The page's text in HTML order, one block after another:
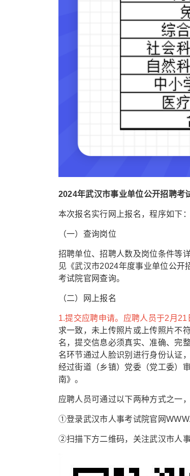
2024年武汉市事业单位公开招聘考
本次报名实行网上报名，程序如下：
（一）查询岗位
招聘单位、招聘人数及岗位条件等
见《武汉市2024年度事业单位公
考试院官网查询。
（二）网上报名
1.提交应聘申请。应聘人员于2月
求一致，未上传照片或上传照片不
名，提交信息必须真实、准确、完
名环节通过人脸识别进行身份认证
经过街道（乡镇）党委（党工委）
南》。
应聘人员可通过以下两种方式之一
①登录武汉市人事考试院官网
②扫描下方二维码，关注武汉市人事